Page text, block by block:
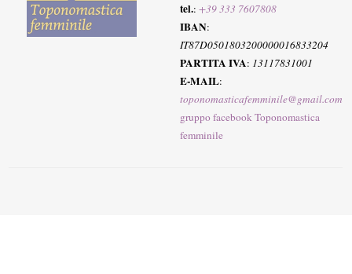
tel.:+39 333 7607808
IBAN:
IT87D0501803200000016833204
PARTITA IVA: 13117831001
E-MAIL:
toponomasticafemminile@gmail.com
gruppo facebook Toponomastica
femminile